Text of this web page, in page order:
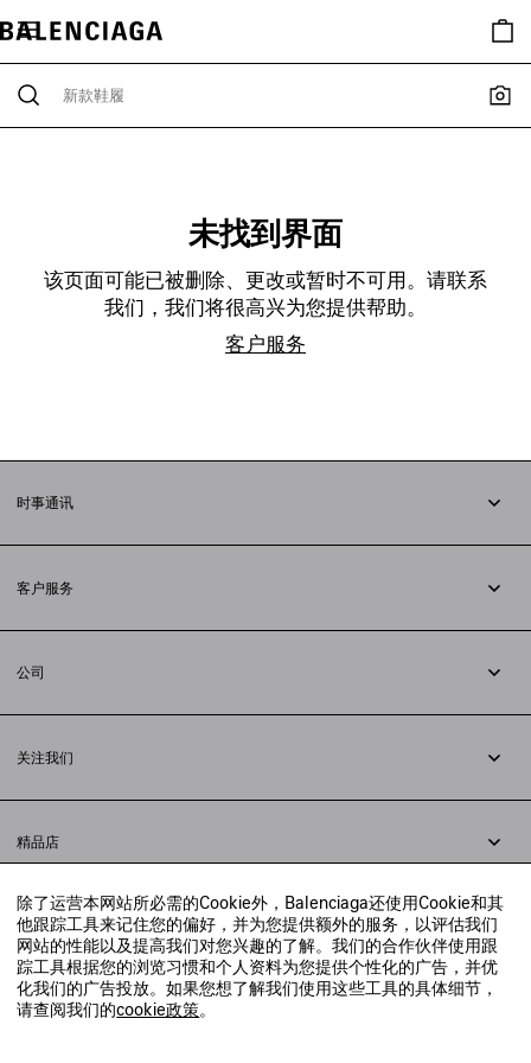
除了运营本网站所必需的Cookie外，Balenciaga还使用Cookie和其
他跟踪工具来记住您的偏好，并为您提供额外的服务，以评估我们
网站的性能以及提高我们对您兴趣的了解。我们的合作伙伴使用跟
踪工具根据您的浏览习惯和个人资料为您提供个性化的广告，并优
化我们的广告投放。如果您想了解我们使用这些工具的具体细节，
请查阅我们的cookie政策。
未找到界面
该页面可能已被删除、更改或暂时不可用。请联系
我们，我们将很高兴为您提供帮助。
客户服务
时事通讯
客户服务
配送方式
支付
常见问题解答
公司
法律问题
联合国世界粮食计划署
举报平台
关注我们
小红书
精品店
寻找附近的精品店
实时聊天客服
发送邮件
我们将在24小时内给予回复
联系我们：400-610-6018
© 2020 巴黎世家贸易（上海）有限公司